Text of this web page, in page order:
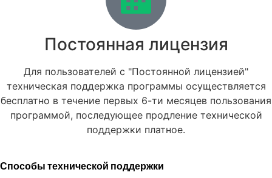
Постоянная лицензия
Для пользователей с "Постоянной лицензией"
техническая поддержка программы осуществляется
бесплатно в течение первых 6-ти месяцев пользования
программой, последующее продление технической
поддержки платное.
Способы технической поддержки